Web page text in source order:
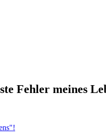
Fehler meines